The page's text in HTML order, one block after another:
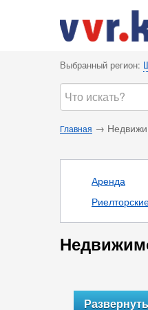
Выбранный регион:
Главная →
Аренда
Развернуть